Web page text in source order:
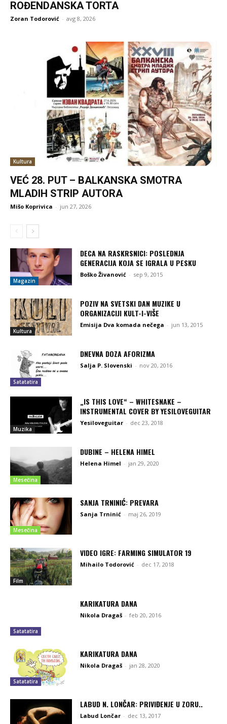
ROĐENDANSKA TORTA
Zoran Todorović - avg 8, 2026
Kultura
VEĆ 28. PUT – BALKANSKA SMOTRA
MLADIH STRIP AUTORA
Mišo Koprivica - jun 27, 2026
Magazin
DECA NA RASKRSNICI: POSLEDNJA
GENERACIJA KOJA SE IGRALA U PESKU
Boško Živanović - sep 9, 2015
Kultura
POZIV NA SVETSKI DAN MUZIKE U
ORGANIZACIJI KULT-I-VIŠE
Emisija Dva komada nečega - jun 13, 2015
Satatatira
DNEVNA DOZA AFORIZMA
Salja P. Slovenski - nov 20, 2016
Muzika
„IS THIS LOVE“ – WHITESNAKE –
INSTRUMENTAL COVER BY YESILOVEGUITAR
Yesiloveguitar - dec 23, 2018
Mesečina
DUBINE – HELENA HIMEL
Helena Himel - jan 29, 2020
Mesečina
SANJA TRNINIĆ: PREVARA
Sanja Trninić - maj 26, 2019
Film
VIDEO IGRE: FARMING SIMULATOR 19
Mihailo Todorović - dec 17, 2018
Satatatira
KARIKATURA DANA
Nikola Dragaš - feb 20, 2016
Satatatira
KARIKATURA DANA
Nikola Dragaš - jan 28, 2020
LABUD N. LONČAR: PRIVIĐENJE U ZORU..
Labud Lončar - dec 13, 2017